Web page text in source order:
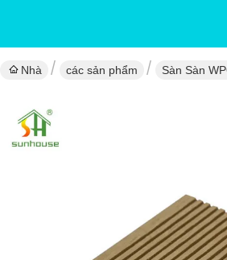
Nhà các sản phẩm Sàn Sàn